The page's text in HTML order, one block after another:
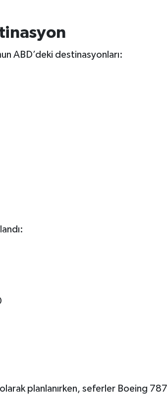
ABD’deki destinasyonları:
planlanırken, seferler Boeing 787